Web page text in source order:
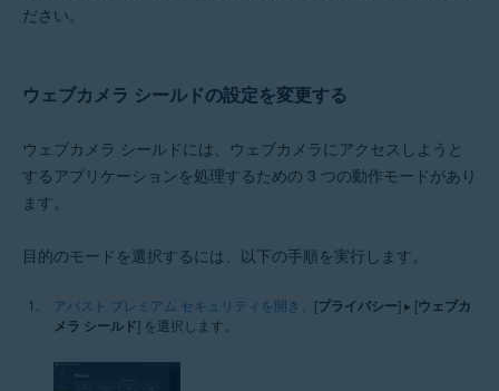
32 / 64 ビット
ださい。
ウェブカメラ シールドの設定を変更する
ウェブカメラ シールドには、ウェブカメラにアクセスしようと
するアプリケーションを処理するための 3 つの動作モードがあり
ます。
目的のモードを選択するには、以下の手順を実行します。
アバスト プレミアム セキュリティを開き 、[プライバシー] ▸ [ウェブカ
メラ シールド] を選択します。